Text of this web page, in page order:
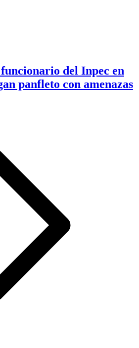
del Inpec en
panfleto con amenazas